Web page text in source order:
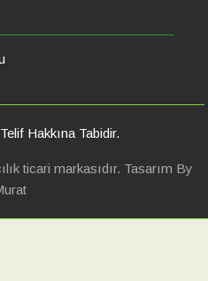
Hakkına Tabidir.
ticari markasıdır. Tasarım By